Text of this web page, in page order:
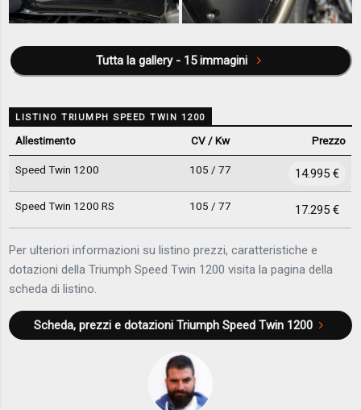
Tutta la gallery - 15 immagini
LISTINO TRIUMPH SPEED TWIN 1200
Allestimento CV / Kw Prezzo
Speed Twin 1200 105 / 77 14.995 €
Speed Twin 1200 RS 105 / 77 17.295 €
Per ulteriori informazioni su listino prezzi, caratteristiche e
dotazioni della Triumph Speed Twin 1200 visita la pagina della
scheda di listino.
Scheda, prezzi e dotazioni Triumph Speed Twin 1200